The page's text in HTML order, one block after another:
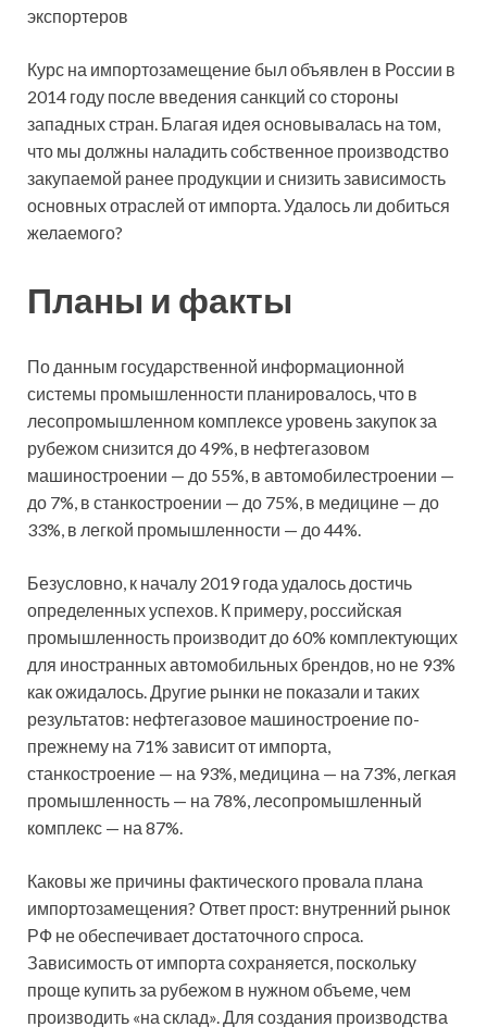
экспортеров
Курс на импортозамещение был объявлен в России в
2014 году после введения санкций со стороны
западных стран. Благая идея основывалась на том,
что мы должны наладить собственное производство
закупаемой ранее продукции и снизить зависимость
основных отраслей от импорта. Удалось ли добиться
желаемого?
Планы и факты
По данным государственной информационной
системы промышленности планировалось, что в
лесопромышленном комплексе уровень закупок за
рубежом снизится до 49%, в нефтегазовом
машиностроении — до 55%, в автомобилестроении —
до 7%, в станкостроении — до 75%, в медицине — до
33%, в легкой промышленности — до 44%.
Безусловно, к началу 2019 года удалось достичь
определенных успехов. К примеру, российская
промышленность производит до 60% комплектующих
для иностранных автомобильных брендов, но не 93%
как ожидалось. Другие рынки не показали и таких
результатов: нефтегазовое машиностроение по-
прежнему на 71% зависит от импорта,
станкостроение — на 93%, медицина — на 73%, легкая
промышленность — на 78%, лесопромышленный
комплекс — на 87%.
Каковы же причины фактического провала плана
импортозамещения? Ответ прост: внутренний рынок
РФ не обеспечивает достаточного спроса.
Зависимость от импорта сохраняется, поскольку
проще купить за рубежом в нужном объеме, чем
производить «на склад». Для создания производства